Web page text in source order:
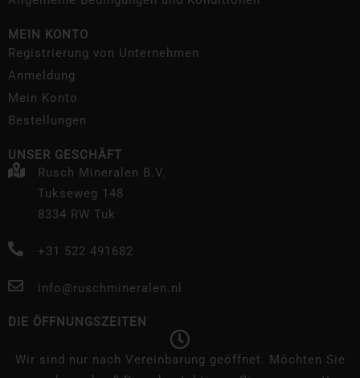
MEIN KONTO
Registrierung von Unternehmen
Anmeldung
Mein Konto
Bestellungen
UNSER GESCHÄFT
Rusch Mineralen B.V.
Tukseweg 148
8334 RW Tuk
+31 522 491682
info@ruschmineralen.nl
DIE ÖFFNUNGSZEITEN
Wir sind nur nach Vereinbarung geöffnet. Möchten Sie